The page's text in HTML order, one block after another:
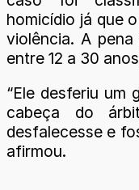
homicídio já que
violência. A
entre 12 a 30
“Ele desferiu um
cabeça do
desfalecesse e
afirmou.